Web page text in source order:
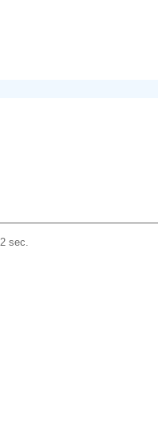
sec.